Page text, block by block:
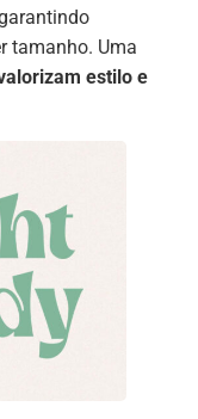
tamanho. Uma
estilo e